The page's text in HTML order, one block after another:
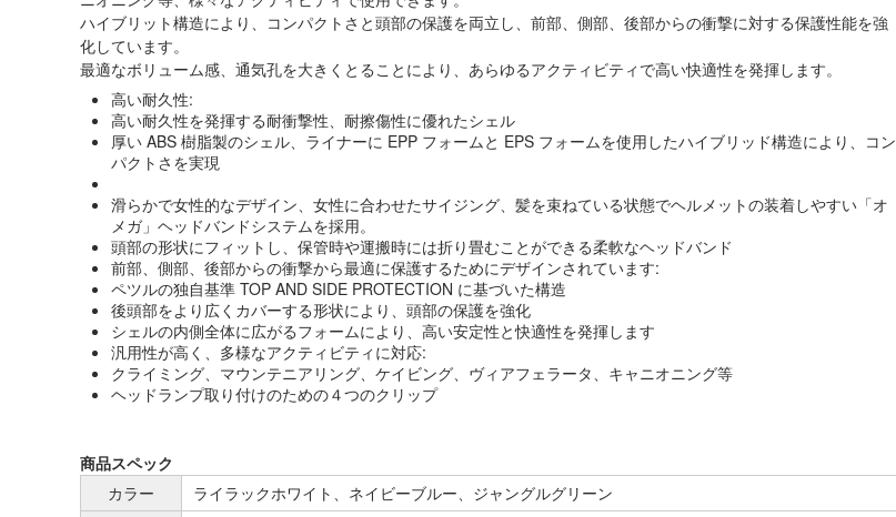
ハイブリット構造により、コンパクトさと頭部の保護を両立し、前部、側部、後部からの衝撃に対する保護性能を強
化しています。
最適なボリューム感、通気孔を大きくとることにより、あらゆるアクティビティで高い快適性を発揮します。
高い耐久性:
高い耐久性を発揮する耐衝撃性、耐擦傷性に優れたシェル
厚い ABS 樹脂製のシェル、ライナーに EPP フォームと EPS フォームを使用したハイブリッド構造により、コン
パクトさを実現
滑らかで女性的なデザイン、女性に合わせたサイジング、髪を束ねている状態でヘルメットの装着しやすい「オ
メガ」ヘッドバンドシステムを採用。
頭部の形状にフィットし、保管時や運搬時には折り畳むことができる柔軟なヘッドバンド
前部、側部、後部からの衝撃から最適に保護するためにデザインされています:
ペツルの独自基準 TOP AND SIDE PROTECTION に基づいた構造
後頭部をより広くカバーする形状により、頭部の保護を強化
シェルの内側全体に広がるフォームにより、高い安定性と快適性を発揮します
汎用性が高く、多様なアクティビティに対応:
クライミング、マウンテニアリング、ケイビング、ヴィアフェラータ、キャニオニング等
ヘッドランプ取り付けのための４つのクリップ
商品スペック
カラー
ライラックホワイト、ネイビーブルー、ジャングルグリーン